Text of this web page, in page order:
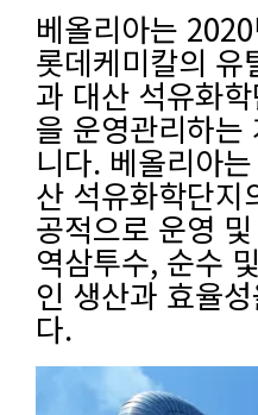
베올리아는
롯데케미칼의 유
과 대산 석유화
을 운영관리하는
니다. 베올리아
산 석유화학단지
공적으로 운영
역삼투수, 순수
인 생산과 효율
다.